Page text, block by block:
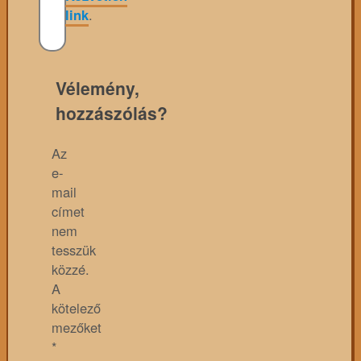
link.
Vélemény,
hozzászólás?
Az
e-
mail
címet
nem
tesszük
közzé.
A
kötelező
mezőket
*